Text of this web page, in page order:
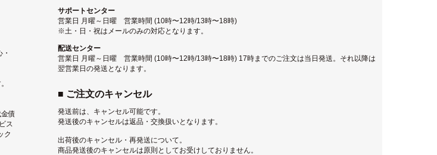
債
ス
ク
サポートセンター
営業日 月曜～日曜 営業時間 (10時〜12時/13時〜18時)
※土・日・祝はメールのみの対応となります。
配送センター
営業日 月曜～日曜 営業時間 (10時〜12時/13時〜18時) 17時までのご注文は当日発送。それ以降は
翌営業日の発送となります。
■ ご注文のキャンセル
発送前は、キャンセル可能です。
発送後のキャンセルは返品・交換扱いとなります。
出荷後のキャンセル・再発送について。
商品発送後のキャンセルは原則としてお受けしておりません。